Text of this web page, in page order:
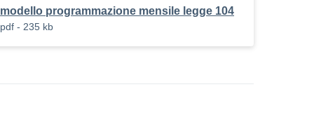
modello programmazione mensile legge 104
pdf - 235 kb